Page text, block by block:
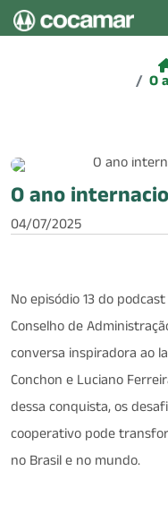
O
O ano
04/07/2025
No episódio 13 do
Conselho de
conversa inspiradora ao
Conchon e Luciano
dessa conquista, os
cooperativo pode
no Brasil e no mundo.